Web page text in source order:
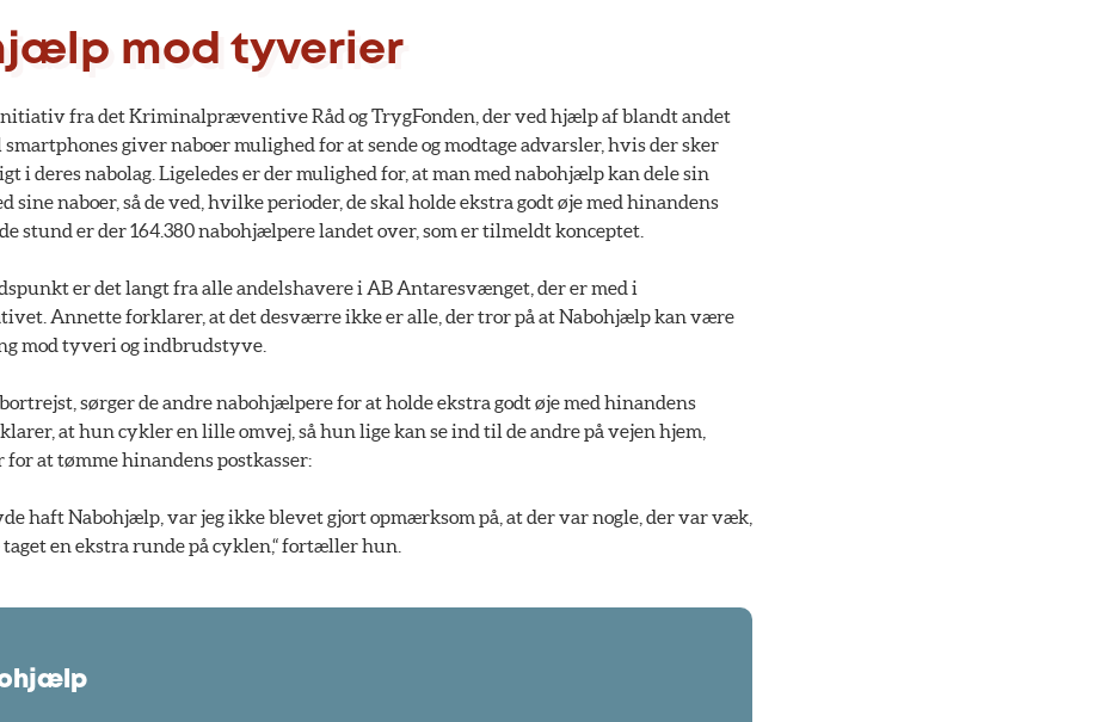
mod tyverier
fra det Kriminalpræventive Råd og TrygFonden, der ved hjælp af blandt andet
giver naboer mulighed for at sende og modtage advarsler, hvis der sker
i deres nabolag. Ligeledes er der mulighed for, at man med nabohjælp kan dele sin
sine naboer, så de ved, hvilke perioder, de skal holde ekstra godt øje med hinandens
stund er der 164.380 nabohjælpere landet over, som er tilmeldt konceptet.
er det langt fra alle andelshavere i AB Antaresvænget, der er med i
Annette forklarer, at det desværre ikke er alle, der tror på at Nabohjælp kan være
mod tyveri og indbrudstyve.
sørger de andre nabohjælpere for at holde ekstra godt øje med hinandens
at hun cykler en lille omvej, så hun lige kan se ind til de andre på vejen hjem,
for at tømme hinandens postkasser:
haft Nabohjælp, var jeg ikke blevet gjort opmærksom på, at der var nogle, der var væk,
taget en ekstra runde på cyklen,“ fortæller hun.